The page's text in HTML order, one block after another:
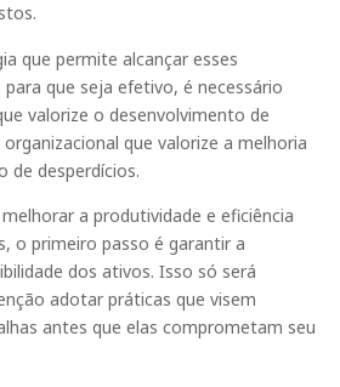
que permite alcançar esses
que seja efetivo, é necessário
valorize o desenvolvimento de
que valorize a melhoria
de desperdícios.
a produtividade e eficiência
o primeiro passo é garantir a
dos ativos. Isso só será
adotar práticas que visem
antes que elas comprometam seu